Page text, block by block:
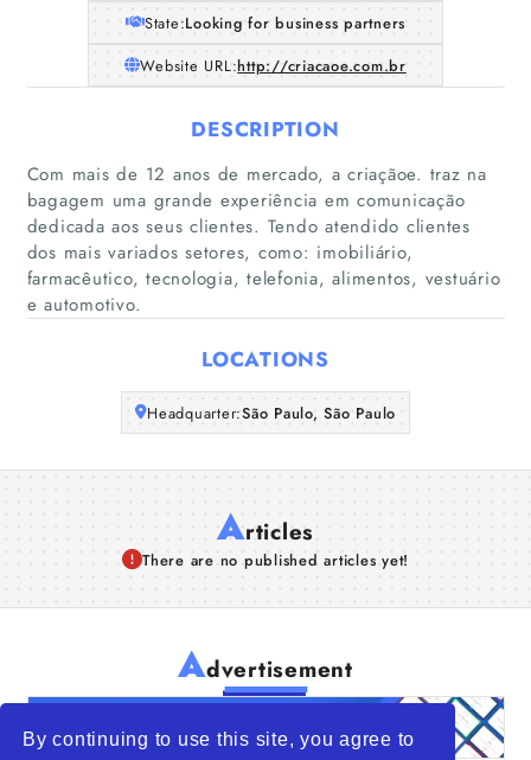
By continuing to use this site, you agree to
Home
About Us
State:Looking for business partners
Website URL:http://criacaoe.com.br
DESCRIPTION
Com mais de 12 anos de mercado, a criaçãoe. traz na
bagagem uma grande experiência em comunicação
dedicada aos seus clientes. Tendo atendido clientes
dos mais variados setores, como: imobiliário,
farmacêutico, tecnologia, telefonia, alimentos, vestuário
e automotivo.
LOCATIONS
Headquarter:São Paulo, São Paulo
Articles
There are no published articles yet!
Advertisement